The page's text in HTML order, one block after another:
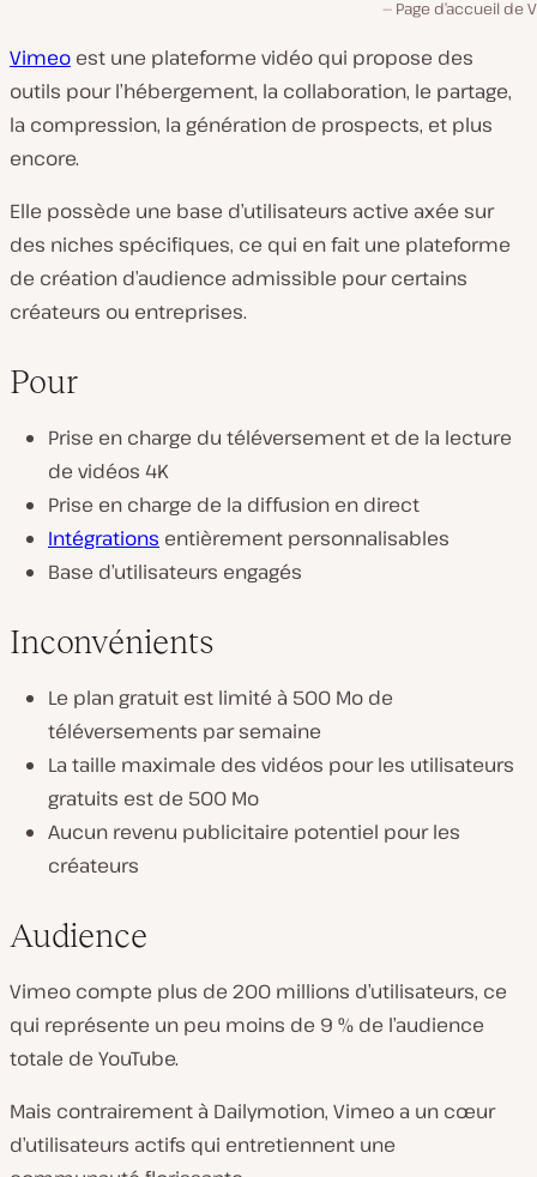
Page d’accueil de
Vimeo est une plateforme vidéo qui propose des
outils pour l’hébergement, la collaboration, le partage,
la compression, la génération de prospects, et plus
encore.
Elle possède une base d’utilisateurs active axée sur
des niches spécifiques, ce qui en fait une plateforme
de création d’audience admissible pour certains
créateurs ou entreprises.
Pour
Prise en charge du téléversement et de la lecture
de vidéos 4K
Prise en charge de la diffusion en direct
Intégrations entièrement personnalisables
Base d’utilisateurs engagés
Inconvénients
Le plan gratuit est limité à 500 Mo de
téléversements par semaine
La taille maximale des vidéos pour les utilisateurs
gratuits est de 500 Mo
Aucun revenu publicitaire potentiel pour les
créateurs
Audience
Vimeo compte plus de 200 millions d’utilisateurs, ce
qui représente un peu moins de 9 % de l’audience
totale de YouTube.
Mais contrairement à Dailymotion, Vimeo a un cœur
d’utilisateurs actifs qui entretiennent une